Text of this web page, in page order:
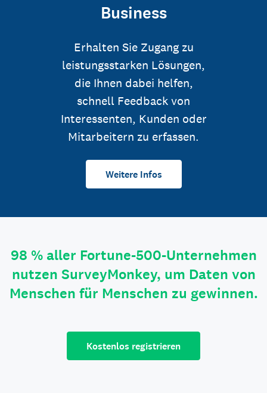
Business
Erhalten Sie Zugang zu
leistungsstarken Lösungen,
die Ihnen dabei helfen,
schnell Feedback von
Interessenten, Kunden oder
Mitarbeitern zu erfassen.
Weitere Infos
98 % aller Fortune-500-Unternehmen
nutzen SurveyMonkey, um Daten von
Menschen für Menschen zu gewinnen.
Kostenlos registrieren